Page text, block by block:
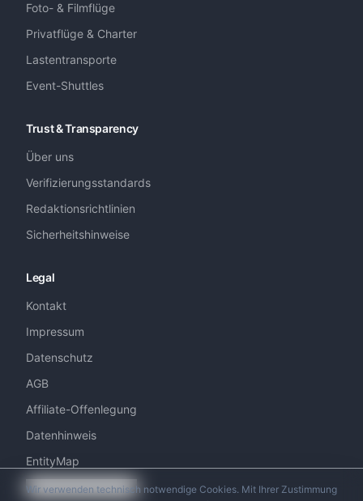
Foto- & Filmflüge
Privatflüge & Charter
Lastentransporte
Event-Shuttles
Trust & Transparency
Über uns
Verifizierungsstandards
Redaktionsrichtlinien
Sicherheitshinweise
Legal
Kontakt
Impressum
Datenschutz
AGB
Affiliate-Offenlegung
Datenhinweis
EntityMap
Cookie-Einstellungen
Wir verwenden technisch notwendige Cookies. Mit Ihrer Zustimmung